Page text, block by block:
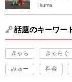
Ikuma
話題のキーワー
きゃら きゃらぐ
みゅー 料金